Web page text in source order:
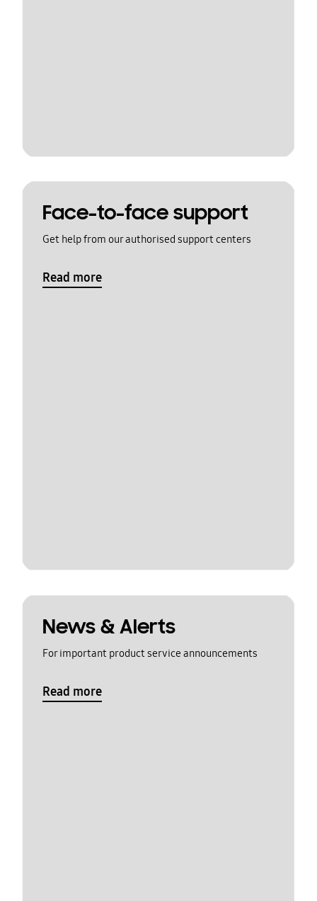
Face-to-face support
Get help from our authorised support centers
Read more
News & Alerts
For important product service announcements
Read more